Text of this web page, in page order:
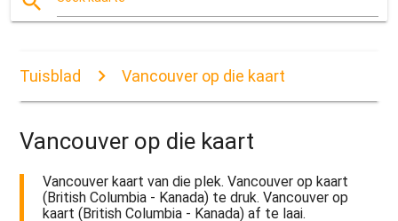
Tuisblad Vancouver op die kaart
Vancouver op die kaart
Vancouver kaart van die plek. Vancouver op kaart
(British Columbia - Kanada) te druk. Vancouver op
kaart (British Columbia - Kanada) af te laai.